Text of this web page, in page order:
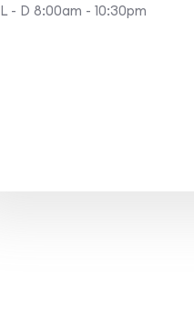
L - D 8:00am - 10:30pm